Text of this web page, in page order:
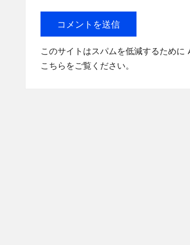
このサイトはスパムを低減するために
こちらをご覧ください。